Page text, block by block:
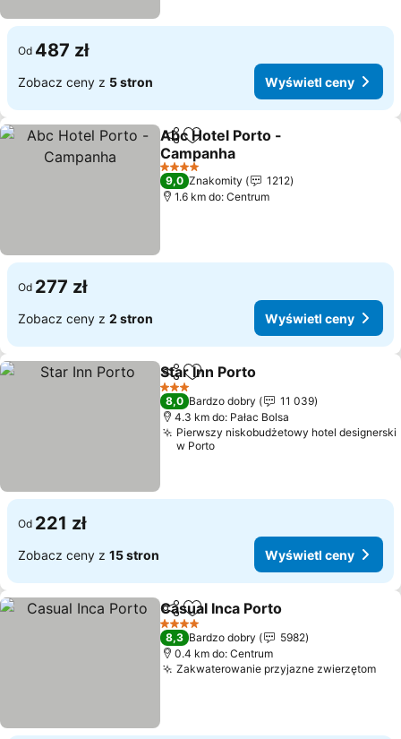
Od 487 zł
Zobacz ceny z 5 stron Wyświetl ceny
Udostępnij
Dodaj do ulubionych
Abc Hotel Porto -
Campanha
4 Kategoria
9,0 Znakomity
1212
1.6 km do: Centrum
Od 277 zł
Zobacz ceny z 2 stron Wyświetl ceny
UdostępnijDodaj do ulubionych
Star Inn Porto
3 Kategoria
8,0 Bardzo dobry
11 039
4.3 km do: Pałac Bolsa
Pierwszy niskobudżetowy hotel designerski
w Porto
Od 221 zł
Zobacz ceny z 15 stron Wyświetl ceny
Udostępnij
Dodaj do ulubionych
Casual Inca Porto
4 Kategoria
8,3 Bardzo dobry
5982
0.4 km do: Centrum
Zakwaterowanie przyjazne zwierzętom